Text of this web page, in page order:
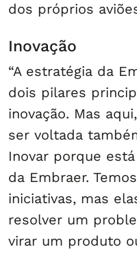
dos próprios
Inovação
“A estratégia da
dois pilares
inovação. Mas
ser voltada
Inovar porque
da Embraer.
iniciativas, mas
resolver um
virar um produto